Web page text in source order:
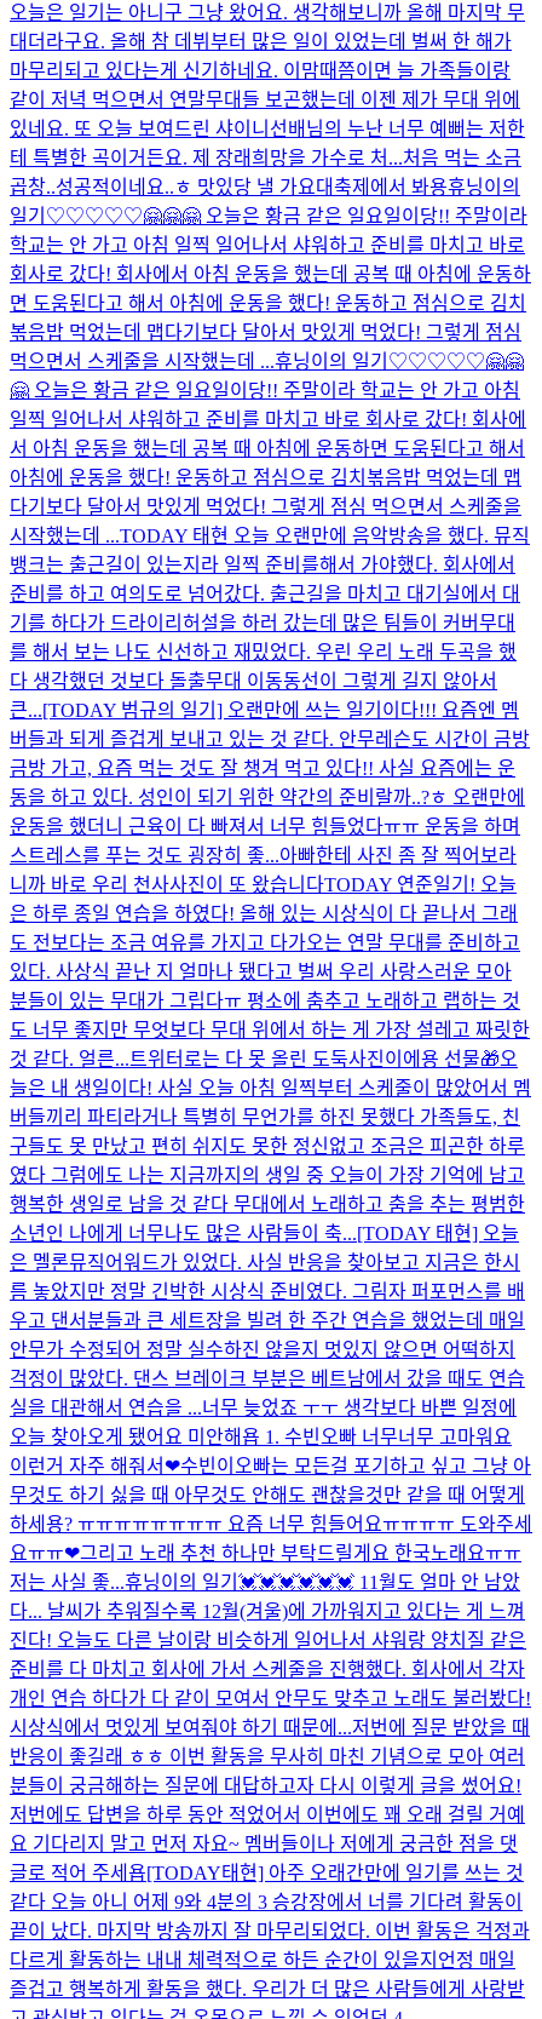
오늘은 일기는 아니구 그냥 왔어요. 생각해보니까 올해 마지막 무
대더라구요. 올해 참 데뷔부터 많은 일이 있었는데 벌써 한 해가
마무리되고 있다는게 신기하네요. 이맘때쯤이면 늘 가족들이랑
같이 저녁 먹으면서 연말무대들 보곤했는데 이젠 제가 무대 위에
있네요. 또 오늘 보여드린 샤이니선배님의 누난 너무 예뻐는 저한
테 특별한 곡이거든요. 제 장래희망을 가수로 처...처음 먹는 소금
곱창..성공적이네요..ㅎ 맛있당 낼 가요대축제에서 봐용휴닝이의
일기♡♡♡♡♡🤗🤗🤗 오늘은 황금 같은 일요일이당!! 주말이라
학교는 안 가고 아침 일찍 일어나서 샤워하고 준비를 마치고 바로
회사로 갔다! 회사에서 아침 운동을 했는데 공복 때 아침에 운동하
면 도움된다고 해서 아침에 운동을 했다! 운동하고 점심으로 김치
볶음밥 먹었는데 맵다기보다 달아서 맛있게 먹었다! 그렇게 점심
먹으면서 스케줄을 시작했는데 ...휴닝이의 일기♡♡♡♡♡🤗🤗
🤗 오늘은 황금 같은 일요일이당!! 주말이라 학교는 안 가고 아침
일찍 일어나서 샤워하고 준비를 마치고 바로 회사로 갔다! 회사에
서 아침 운동을 했는데 공복 때 아침에 운동하면 도움된다고 해서
아침에 운동을 했다! 운동하고 점심으로 김치볶음밥 먹었는데 맵
다기보다 달아서 맛있게 먹었다! 그렇게 점심 먹으면서 스케줄을
시작했는데 ...TODAY 태현 오늘 오랜만에 음악방송을 했다. 뮤직
뱅크는 출근길이 있는지라 일찍 준비를해서 가야했다. 회사에서
준비를 하고 여의도로 넘어갔다. 출근길을 마치고 대기실에서 대
기를 하다가 드라이리허설을 하러 갔는데 많은 팀들이 커버무대
를 해서 보는 나도 신선하고 재밌었다. 우린 우리 노래 두곡을 했
다 생각했던 것보다 돌출무대 이동동선이 그렇게 길지 않아서
큰...[TODAY 범규의 일기] 오랜만에 쓰는 일기이다!!! 요즘엔 멤
버들과 되게 즐겁게 보내고 있는 것 같다. 안무레슨도 시간이 금방
금방 가고, 요즘 먹는 것도 잘 챙겨 먹고 있다!! 사실 요즘에는 운
동을 하고 있다. 성인이 되기 위한 약간의 준비랄까..?ㅎ 오랜만에
운동을 했더니 근육이 다 빠져서 너무 힘들었다ㅠㅠ 운동을 하며
스트레스를 푸는 것도 굉장히 좋...아빠한테 사진 좀 잘 찍어보라
니까 바로 우리 천사사진이 또 왔습니다TODAY 연준일기! 오늘
은 하루 종일 연습을 하였다! 올해 있는 시상식이 다 끝나서 그래
도 전보다는 조금 여유를 가지고 다가오는 연말 무대를 준비하고
있다. 사상식 끝난 지 얼마나 됐다고 벌써 우리 사랑스러운 모아
분들이 있는 무대가 그립다ㅠ 평소에 춤추고 노래하고 랩하는 것
도 너무 좋지만 무엇보다 무대 위에서 하는 게 가장 설레고 짜릿한
것 같다. 얼른...트위터로는 다 못 올린 도둑사진이에용 선물🎁오
늘은 내 생일이다! 사실 오늘 아침 일찍부터 스케줄이 많았어서 멤
버들끼리 파티라거나 특별히 무언가를 하진 못했다 가족들도, 친
구들도 못 만났고 편히 쉬지도 못한 정신없고 조금은 피곤한 하루
였다 그럼에도 나는 지금까지의 생일 중 오늘이 가장 기억에 남고
행복한 생일로 남을 것 같다 무대에서 노래하고 춤을 추는 평범한
소년인 나에게 너무나도 많은 사람들이 축...[TODAY 태현] 오늘
은 멜론뮤직어워드가 있었다. 사실 반응을 찾아보고 지금은 한시
름 놓았지만 정말 긴박한 시상식 준비였다. 그림자 퍼포먼스를 배
우고 댄서분들과 큰 세트장을 빌려 한 주간 연습을 했었는데 매일
안무가 수정되어 정말 실수하진 않을지 멋있지 않으면 어떡하지
걱정이 많았다. 댄스 브레이크 부분은 베트남에서 갔을 때도 연습
실을 대관해서 연습을 ...너무 늦었죠 ㅜㅜ 생각보다 바쁜 일정에
오늘 찾아오게 됐어요 미안해욥 1. 수빈오빠 너무너무 고마워요
이런거 자주 해줘서❤수빈이오빠는 모든걸 포기하고 싶고 그냥 아
무것도 하기 싫을 때 아무것도 안해도 괜찮을것만 같을 때 어떻게
하세용? ㅠㅠㅠㅠㅠㅠㅠㅠ 요즘 너무 힘들어요ㅠㅠㅠㅠ 도와주세
요ㅠㅠ❤그리고 노래 추천 하나만 부탁드릴게요 한국노래요ㅠㅠ
저는 사실 좋...휴닝이의 일기💓💓💓💓💓💓 11월도 얼마 안 남았
다... 날씨가 추워질수록 12월(겨울)에 가까워지고 있다는 게 느껴
진다! 오늘도 다른 날이랑 비슷하게 일어나서 샤워랑 양치질 같은
준비를 다 마치고 회사에 가서 스케줄을 진행했다. 회사에서 각자
개인 연습 하다가 다 같이 모여서 안무도 맞추고 노래도 불러봤다!
시상식에서 멋있게 보여줘야 하기 때문에...저번에 질문 받았을 때
반응이 좋길래 ㅎㅎ 이번 활동을 무사히 마친 기념으로 모아 여러
분들이 궁금해하는 질문에 대답하고자 다시 이렇게 글을 썼어요!
저번에도 답변을 하루 동안 적었어서 이번에도 꽤 오래 걸릴 거예
요 기다리지 말고 먼저 자요~ 멤버들이나 저에게 궁금한 점을 댓
글로 적어 주세욥[TODAY태현] 아주 오래간만에 일기를 쓰는 것
같다 오늘 아니 어제 9와 4분의 3 승강장에서 너를 기다려 활동이
끝이 났다. 마지막 방송까지 잘 마무리되었다. 이번 활동은 걱정과
다르게 활동하는 내내 체력적으로 하든 순간이 있을지언정 매일
즐겁고 행복하게 활동을 했다. 우리가 더 많은 사람들에게 사랑받